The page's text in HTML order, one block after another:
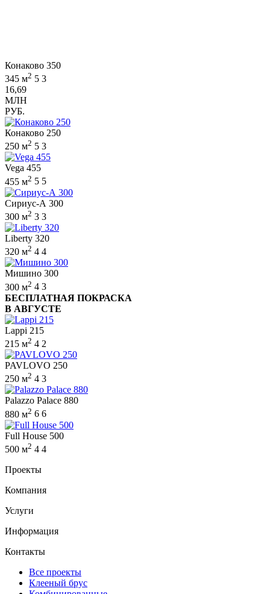
Конаково 350
345 м2 5 3
16,69
МЛН
РУБ.
Конаково 250
250 м2 5 3
Vega 455
455 м2 5 5
Сириус-А 300
300 м2 3 3
Liberty 320
320 м2 4 4
Мишино 300
300 м2 4 3
БЕСПЛАТНАЯ ПОКРАСКА
В АВГУСТЕ
Lappi 215
215 м2 4 2
PAVLOVO 250
250 м2 4 3
Palazzo Palace 880
880 м2 6 6
Full House 500
500 м2 4 4
Проекты
Компания
Услуги
Информация
Контакты
Все проекты
Клееный брус